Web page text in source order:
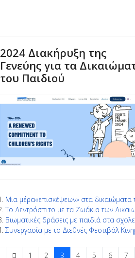
2024 Διακήρυξη της
Γενεύης για τα
του Παιδιού
Μια μέρα«επισκέψεων» στα
Το Δεντρόσπιτο με τα Ζωάκια των
Βιωματικές δράσεις με παιδιά στα
Συνεργασία με το Διεθνές Φεστιβάλ
1 2 3 4 5 6 7